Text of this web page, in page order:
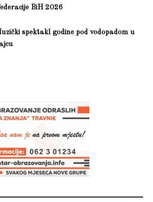
BiH 2026
spektakl godine pod vodopadom u